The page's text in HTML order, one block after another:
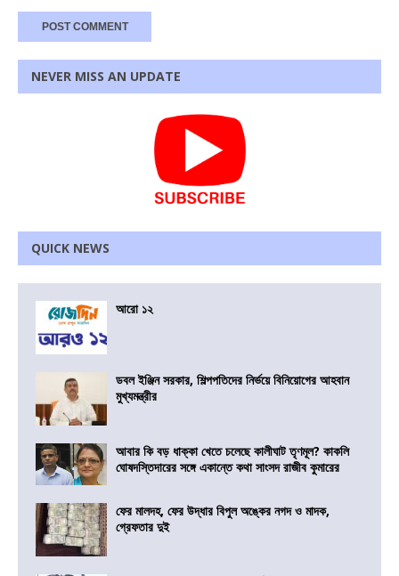
NEVER MISS AN UPDATE
QUICK NEWS
আরো ১২
ডবল ইঞ্জিন সরকার, শিল্পপতিদের নির্ভয়ে বিনিয়োগের আহবান
মুখ্যমন্ত্রীর
আবার কি বড় ধাক্কা খেতে চলেছে কালীঘাট তৃণমূল? কাকলি
ঘোষদস্তিদারের সঙ্গে একান্তে কথা সাংসদ রাজীব কুমারের
ফের মালদহ, ফের উদ্ধার বিপুল অঙ্কের নগদ ও মাদক,
গ্রেফতার দুই